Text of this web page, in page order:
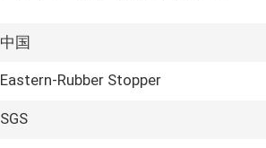
中国
Eastern-Rubber Stopper
SGS